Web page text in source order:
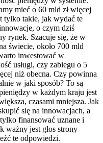
mieć o 60 mld zł więcej
tylko takie, jak wydać te
o czym dziś
rynek. Szacuje się, że w
świecie, około 700 mld
inwestować w
usługi, czy zabiegu o 5
niż obecna. Czy powinna
w jaki sposób? To są
w każdym kraju jest
czasami mniejsza. Jak
się na innowacjach, a
finansować uznane i
ważny jest głos strony
te odpowiedzi.